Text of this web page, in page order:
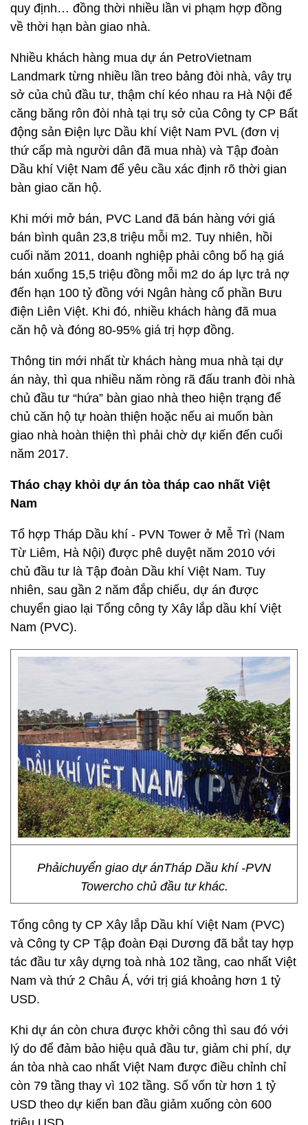
quy định… đồng thời nhiều lần vi phạm hợp đồng
về thời hạn bàn giao nhà.
Nhiều khách hàng mua dự án PetroVietnam
Landmark từng nhiều lần treo bảng đòi nhà, vây trụ
sở của chủ đầu tư, thậm chí kéo nhau ra Hà Nội để
căng băng rôn đòi nhà tại trụ sở của Công ty CP Bất
động sản Điện lực Dầu khí Việt Nam PVL (đơn vị
thứ cấp mà người dân đã mua nhà) và Tập đoàn
Dầu khí Việt Nam để yêu cầu xác định rõ thời gian
bàn giao căn hộ.
Khi mới mở bán, PVC Land đã bán hàng với giá
bán bình quân 23,8 triệu mỗi m2. Tuy nhiên, hồi
cuối năm 2011, doanh nghiệp phải công bố hạ giá
bán xuống 15,5 triệu đồng mỗi m2 do áp lực trả nợ
đến hạn 100 tỷ đồng với Ngân hàng cổ phần Bưu
điện Liên Việt. Khi đó, nhiều khách hàng đã mua
căn hộ và đóng 80-95% giá trị hợp đồng.
Thông tin mới nhất từ khách hàng mua nhà tại dự
án này, thì qua nhiều năm ròng rã đấu tranh đòi nhà
chủ đầu tư “hứa” bàn giao nhà theo hiện trạng để
chủ căn hộ tự hoàn thiện hoặc nếu ai muốn bàn
giao nhà hoàn thiện thì phải chờ dự kiến đến cuối
năm 2017.
Tháo chạy khỏi dự án tòa tháp cao nhất Việt
Nam
Tổ hợp Tháp Dầu khí - PVN Tower ở Mễ Trì (Nam
Từ Liêm, Hà Nội) được phê duyệt năm 2010 với
chủ đầu tư là Tập đoàn Dầu khí Việt Nam. Tuy
nhiên, sau gần 2 năm đắp chiếu, dự án được
chuyển giao lại Tổng công ty Xây lắp dầu khí Việt
Nam (PVC).
Phảichuyển giao dự ánTháp Dầu khí -PVN
Towercho chủ đầu tư khác.
Tổng công ty CP Xây lắp Dầu khí Việt Nam (PVC)
và Công ty CP Tập đoàn Đại Dương đã bắt tay hợp
tác đầu tư xây dựng toà nhà 102 tầng, cao nhất Việt
Nam và thứ 2 Châu Á, với trị giá khoảng hơn 1 tỷ
USD.
Khi dự án còn chưa được khởi công thì sau đó với
lý do để đảm bảo hiệu quả đầu tư, giảm chi phí, dự
án tòa nhà cao nhất Việt Nam được điều chỉnh chỉ
còn 79 tầng thay vì 102 tầng. Số vốn từ hơn 1 tỷ
USD theo dự kiến ban đầu giảm xuống còn 600